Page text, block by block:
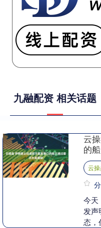
九融配资 相关话题
云
的
云
今天
发声
态，